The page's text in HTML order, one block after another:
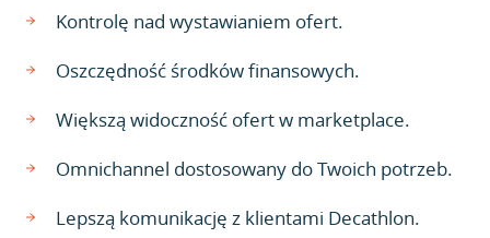
Kontrolę nad wystawianiem ofert.
Oszczędność środków finansowych.
Większą widoczność ofert w marketplace.
Omnichannel dostosowany do Twoich potrzeb.
Lepszą komunikację z klientami Decathlon.